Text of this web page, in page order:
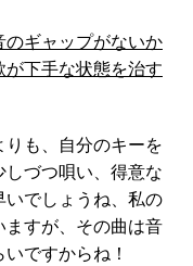
ギャップがないか
下手な状態を治す
も、自分のキーを
づつ唄い、得意な
でしょうね、私の
すが、その曲は音
ですからね！